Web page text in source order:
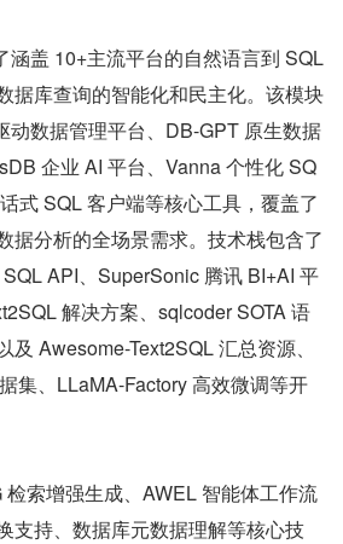
涵盖 10+主流平台的自然语言到 SQL
据库查询的智能化和民主化。该模块
动数据管理平台、DB-GPT 原生数据
企业 AI 平台、Vanna 个性化 SQ
式 SQL 客户端等核心工具，覆盖了
据分析的全场景需求。技术栈包含了
API、SuperSonic 腾讯 BI+AI 平
解决方案、sqlcoder SOTA 语
Awesome-Text2SQL 汇总资源、
集、LLaMA-Factory 高效微调等开
索增强生成、AWEL 智能体工作流
支持、数据库元数据理解等核心技